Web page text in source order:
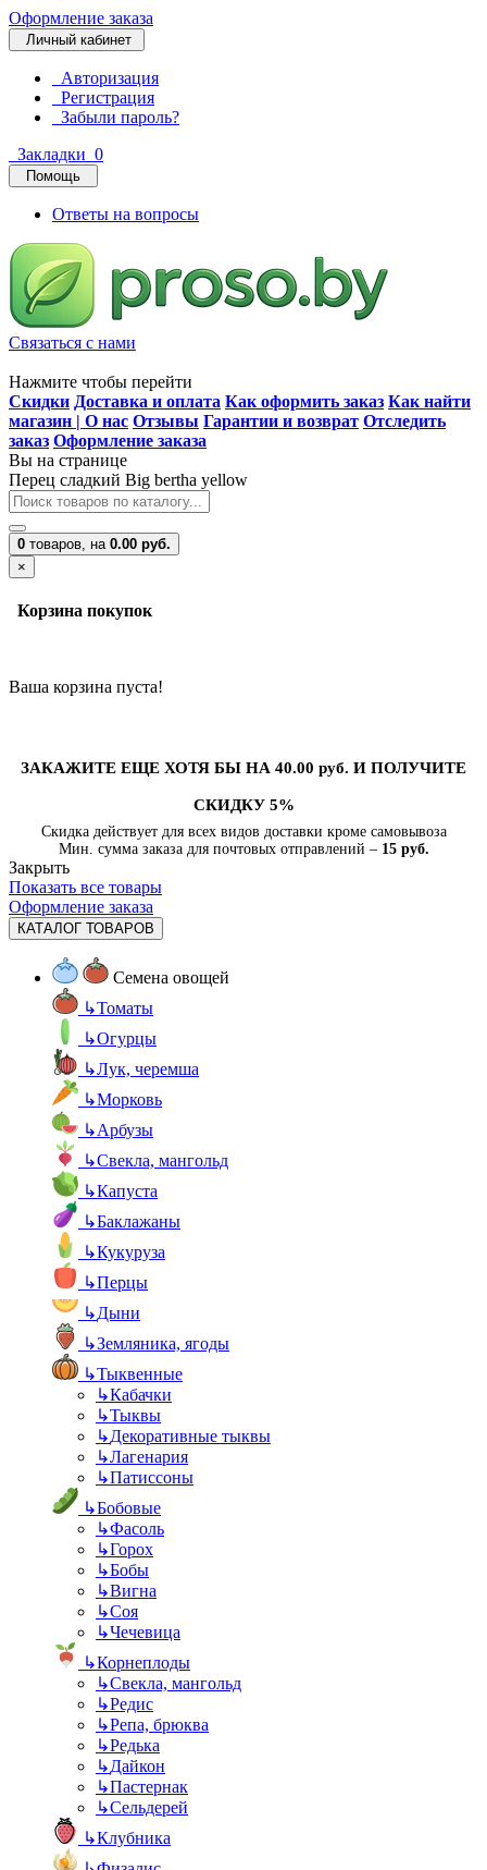
Оформление заказа
Личный кабинет
Авторизация
Регистрация
Забыли пароль?
Закладки 0
Помощь
Ответы на вопросы
Связаться с нами
Нажмите чтобы перейти
Скидки Доставка и оплата Как оформить заказ Как найти
магазин | О нас Отзывы Гарантии и возврат Отследить
заказ Оформление заказа
Вы на странице
Перец сладкий Big bertha yellow
0 товаров, на 0.00 руб.
×
Корзина покупок
Ваша корзина пуста!
ЗАКАЖИТЕ ЕЩЕ ХОТЯ БЫ НА 40.00 руб. И ПОЛУЧИТЕ
СКИДКУ 5%
Скидка действует для всех видов доставки кроме самовывоза
Мин. сумма заказа для почтовых отправлений – 15 руб.
Закрыть
Показать все товары
Оформление заказа
КАТАЛОГ ТОВАРОВ
Семена овощей
↳Томаты
↳Огурцы
↳Лук, черемша
↳Морковь
↳Арбузы
↳Свекла, мангольд
↳Капуста
↳Баклажаны
↳Кукуруза
↳Перцы
↳Дыни
↳Земляника, ягоды
↳Тыквенные
↳Кабачки
↳Тыквы
↳Декоративные тыквы
↳Лагенария
↳Патиссоны
↳Бобовые
↳Фасоль
↳Горох
↳Бобы
↳Вигна
↳Соя
↳Чечевица
↳Корнеплоды
↳Свекла, мангольд
↳Редис
↳Репа, брюква
↳Редька
↳Дайкон
↳Пастернак
↳Сельдерей
↳Клубника